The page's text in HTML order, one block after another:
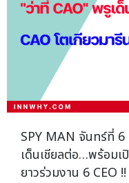
SPY MAN จันทร์ที่ 6
เด็นเชียลต่อ…พร้อมเ
ยาวร่วมงาน 6 CEO !!